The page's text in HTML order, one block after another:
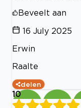
Beveelt aan
16 July 2025
Erwin
Raalte
delen
10